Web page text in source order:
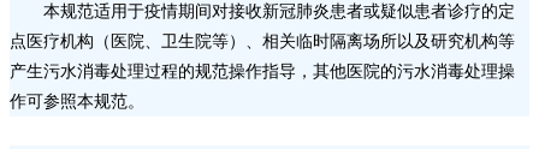
本规范适用于疫情期间对接收新冠肺炎患者或疑似患者诊疗的定
点医疗机构（医院、卫生院等）、相关临时隔离场所以及研究机构等
产生污水消毒处理过程的规范操作指导，其他医院的污水消毒处理操
作可参照本规范。